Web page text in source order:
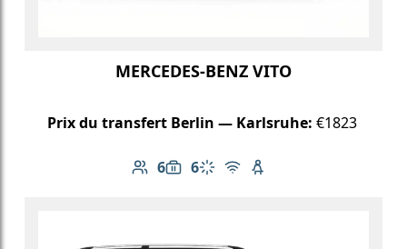
MERCEDES-BENZ VITO
Prix du transfert Berlin — Karlsruhe: €1823
6
Nombre de passagers: 6
6
Capacité des bagages: 6
Climatisation
Wi-Fi gratuit
Siège enfant